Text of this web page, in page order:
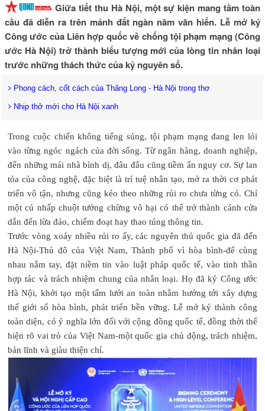
Giữa tiết thu Hà Nội, một sự kiện mang tầm toàn
cầu đã diễn ra trên mảnh đất ngàn năm văn hiến. Lễ mở ký
Công ước của Liên hợp quốc về chống tội phạm mạng (Công
ước Hà Nội) trở thành biểu tượng mới của lòng tin nhân loại
trước những thách thức của kỷ nguyên số.
Phong cách, cốt cách của Thăng Long - Hà Nội trong thơ
Nhịp thở mới cho Hà Nội xanh
Trong cuộc chiến không tiếng súng, tội phạm mạng đang len lỏi
vào từng ngóc ngách của đời sống. Từ ngân hàng, doanh nghiệp,
đến những mái nhà bình dị, đâu đâu cũng tiềm ẩn nguy cơ. Sự lan
tỏa của công nghệ, đặc biệt là trí tuệ nhân tạo, mở ra thời cơ phát
triển vô tận, nhưng cũng kéo theo những rủi ro chưa từng có. Chỉ
một cú nhấp chuột tưởng chừng vô hại có thể trở thành cánh cửa
dẫn đến lừa đảo, chiếm đoạt hay thao túng thông tin.
Trước vòng xoáy nhiều rủi ro ấy, các nguyên thủ quốc gia đã đến
Hà Nội-Thủ đô của Việt Nam, Thành phố vì hòa bình-để cùng
nhau nắm tay, đặt niềm tin vào luật pháp quốc tế, vào tinh thần
hợp tác và trách nhiệm chung của nhân loại. Họ đã ký Công ước
Hà Nội, khởi tạo một tấm lưới an toàn nhằm hướng tới xây dựng
thế giới số hòa bình, phát triển bền vững. Lễ mở ký thành công
toàn diện, có ý nghĩa lớn đối với cộng đồng quốc tế, đồng thời thể
hiện rõ vai trò của Việt Nam-một quốc gia chủ động, trách nhiệm,
bản lĩnh và giàu thiện chí.